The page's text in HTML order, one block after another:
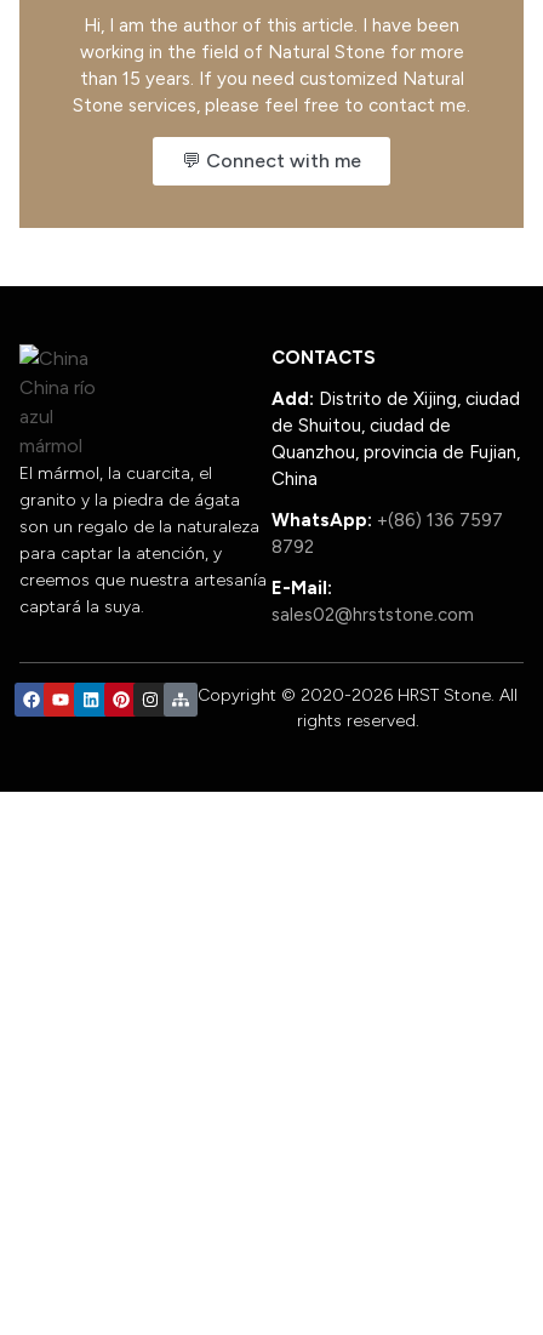
Hi, I am the author of this article. I have been
working in the field of Natural Stone for more
than 15 years. If you need customized Natural
Stone services, please feel free to contact me.
💬 Connect with me
El mármol, la cuarcita, el
granito y la piedra de ágata
son un regalo de la naturaleza
para captar la atención, y
creemos que nuestra artesanía
captará la suya.
CONTACTS
Add: Distrito de Xijing, ciudad
de Shuitou, ciudad de
Quanzhou, provincia de Fujian,
China
WhatsApp: +(86) 136 7597
8792
E-Mail:
sales02@hrststone.com
Copyright © 2020-2026 HRST Stone. All
rights reserved.